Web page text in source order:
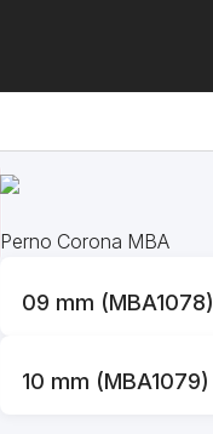
Perno Corona MBA
09 mm (MBA1078)
10 mm (MBA1079)